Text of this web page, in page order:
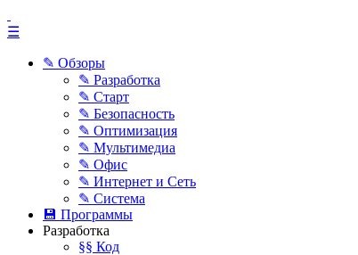
☰
✎ Обзоры
✎ Разработка
✎ Старт
✎ Безопасность
✎ Оптимизация
✎ Мультимедиа
✎ Офис
✎ Интернет и Сеть
✎ Система
💾 Программы
Разработка
§§ Код